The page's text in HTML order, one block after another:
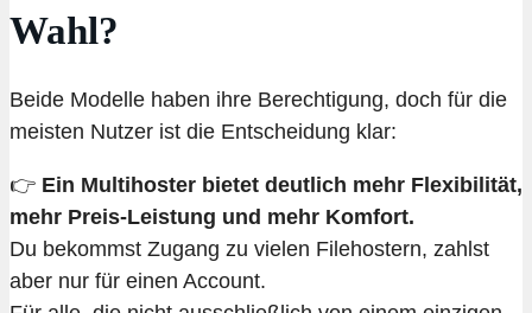
Wahl?
Beide Modelle haben ihre Berechtigung, doch für die
meisten Nutzer ist die Entscheidung klar:
👉 Ein Multihoster bietet deutlich mehr Flexibilität,
mehr Preis-Leistung und mehr Komfort.
Du bekommst Zugang zu vielen Filehostern, zahlst
aber nur für einen Account.